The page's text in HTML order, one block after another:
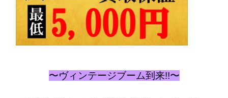
〜ヴィンテージブーム到来!!〜